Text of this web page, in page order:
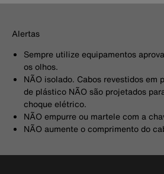
Alertas
Sempre utilize equipamentos
os olhos.
NÃO isolado. Cabos revestidos em
de plástico NÃO são projetados
choque elétrico.
NÃO empurre ou martele com a
NÃO aumente o comprimento do